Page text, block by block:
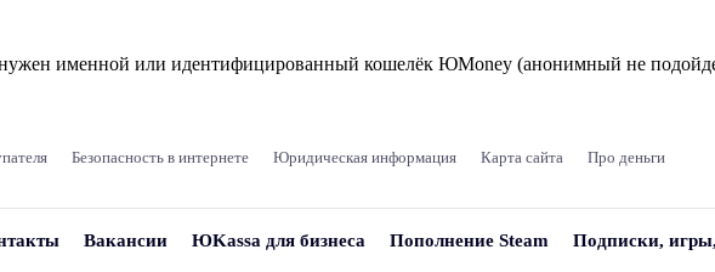
нужен именной или идентифицированный кошелёк ЮMoney (анонимный не
Безопасность в интернете Юридическая информация Карта сайта Про деньги
Вакансии ЮKassa для бизнеса Пополнение Steam Подписки,